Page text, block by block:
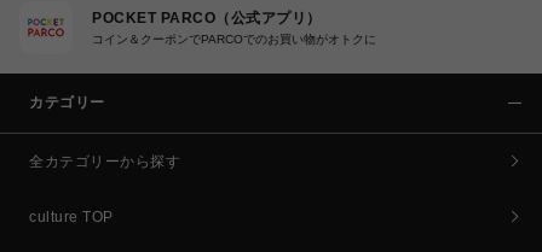
POCKET PARCO（公式アプリ）
コイン＆クーポンでPARCOでのお買い物がオトクに
カテゴリー
全カテゴリーから探す
culture TOP